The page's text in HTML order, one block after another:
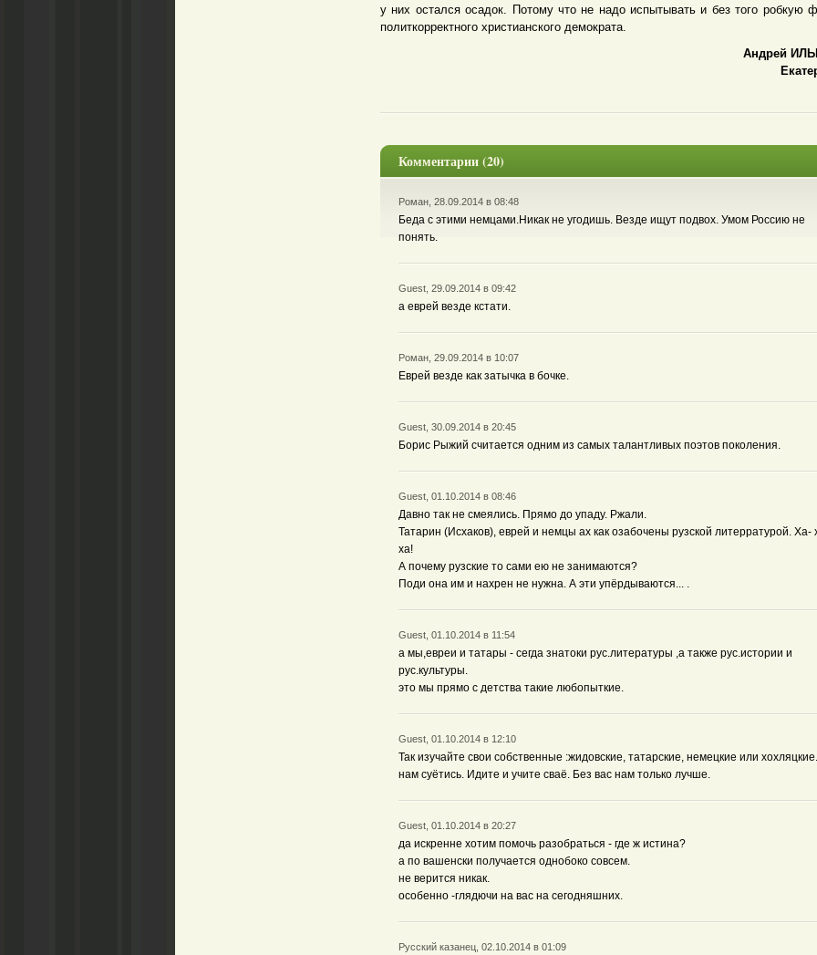
у них остался осадок. Потому что не надо испытывать и без того робкую
политкорректного христианского демократа.
Андрей
Комментарии (20)
Роман, 28.09.2014 в 08:48
Беда с этими немцами.Никак не угодишь. Везде ищут подвох. Умом Россию не
понять.
Guest, 29.09.2014 в 09:42
а еврей везде кстати.
Роман, 29.09.2014 в 10:07
Еврей везде как затычка в бочке.
Guest, 30.09.2014 в 20:45
Борис Рыжий считается одним из самых талантливых поэтов поколения.
Guest, 01.10.2014 в 08:46
Давно так не смеялись. Прямо до упаду. Ржали.
Татарин (Исхаков), еврей и немцы ах как озабочены рузской литерратурой. Ха-
ха!
А почему рузские то сами ею не занимаются?
Поди она им и нахрен не нужна. А эти упёрдываются... .
Guest, 01.10.2014 в 11:54
а мы,евреи и татары - сегда знатоки рус.литературы ,а также рус.истории и
рус.культуры.
это мы прямо с детства такие любопыткие.
Guest, 01.10.2014 в 12:10
Так изучайте свои собственные :жидовские, татарские, немецкие или
нам суётись. Идите и учите сваё. Без вас нам только лучше.
Guest, 01.10.2014 в 20:27
да искренне хотим помочь разобраться - где ж истина?
а по вашенски получается однобоко совсем.
не верится никак.
особенно -глядючи на вас на сегодняшних.
Русский казанец, 02.10.2014 в 01:09